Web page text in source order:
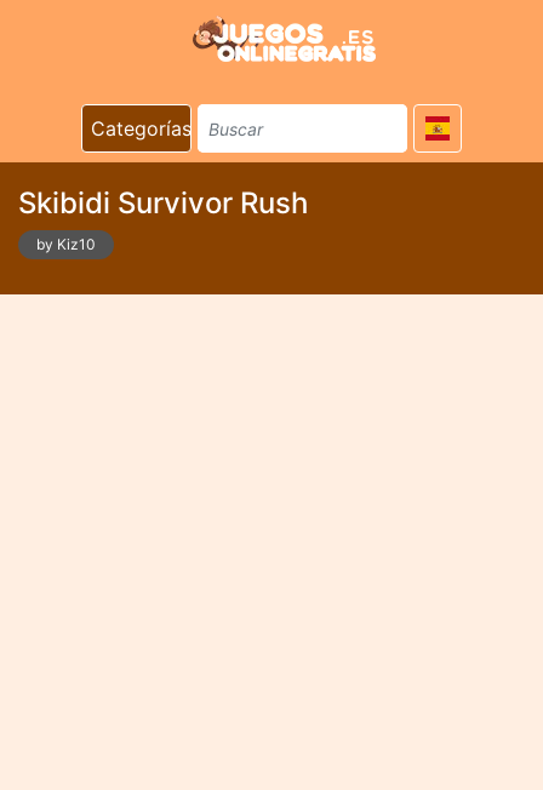
Categorías
Skibidi Survivor Rush
by Kiz10